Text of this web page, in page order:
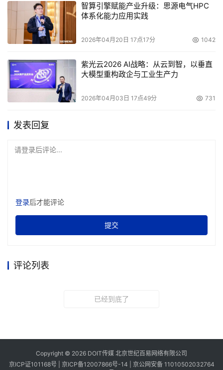
智算引擎赋能产业升级：思源电气HPC
体系化能力应用实践
2026年04月20日 17点17分 1042
紫光云2026 AI战略：从云到智，以垂直
大模型重构政企与工业生产力
2026年04月03日 17点49分 731
发表回复
请登录后评论...
登录后才能评论
提交
评论列表
已经到底了
Copyright © 2026 DOIT传媒 北京世纪百易网络有限公司
京ICP证101168号 | 京ICP备12007866号-14
京公网安备 11010502032764